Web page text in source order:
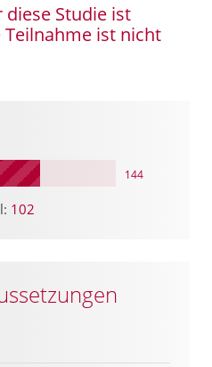
Studie ist
Teilnahme ist nicht
144
102